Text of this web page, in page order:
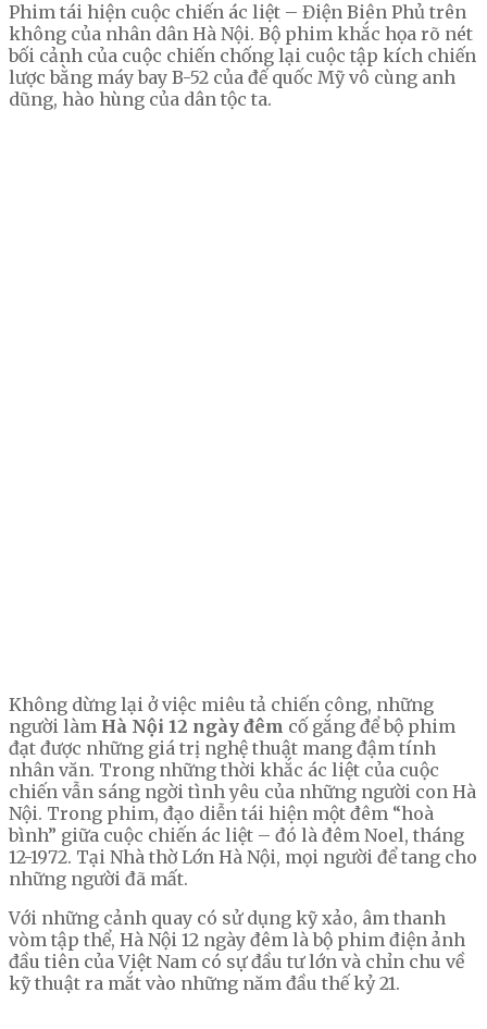
Phim tái hiện cuộc chiến ác liệt – Điện Biên Phủ trên
không của nhân dân Hà Nội. Bộ phim khắc họa rõ nét
bối cảnh của cuộc chiến chống lại cuộc tập kích chiến
lược bằng máy bay B-52 của đế quốc Mỹ vô cùng anh
dũng, hào hùng của dân tộc ta.
Không dừng lại ở việc miêu tả chiến công, những
người làm Hà Nội 12 ngày đêm cố gắng để bộ phim
đạt được những giá trị nghệ thuật mang đậm tính
nhân văn. Trong những thời khắc ác liệt của cuộc
chiến vẫn sáng ngời tình yêu của những người con Hà
Nội. Trong phim, đạo diễn tái hiện một đêm “hoà
bình” giữa cuộc chiến ác liệt – đó là đêm Noel, tháng
12-1972. Tại Nhà thờ Lớn Hà Nội, mọi người để tang cho
những người đã mất.
Với những cảnh quay có sử dụng kỹ xảo, âm thanh
vòm tập thể, Hà Nội 12 ngày đêm là bộ phim điện ảnh
đầu tiên của Việt Nam có sự đầu tư lớn và chỉn chu về
kỹ thuật ra mắt vào những năm đầu thế kỷ 21.